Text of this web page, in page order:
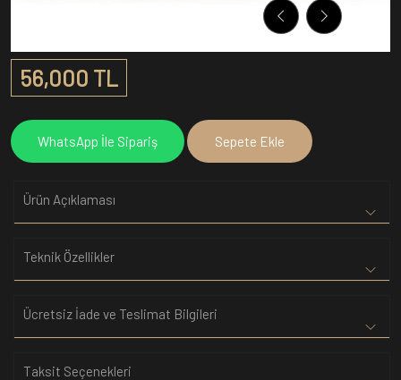
56,000 TL
WhatsApp İle Sipariş Sepete Ekle
Ürün Açıklaması
Teknik Özellikler
Ücretsiz İade ve Teslimat Bilgileri
Taksit Seçenekleri